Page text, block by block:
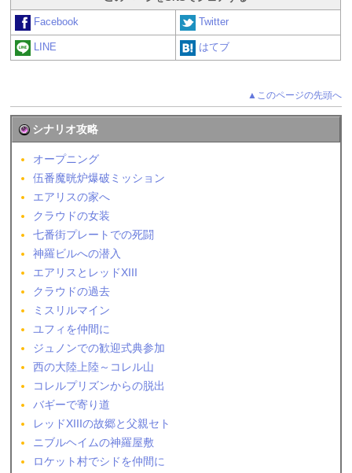
Facebook Twitter
LINE はてブ
▲このページの先頭へ
シナリオ攻略
オープニング
伍番魔晄炉爆破ミッション
エアリスの家へ
クラウドの女装
七番街プレートでの死闘
神羅ビルへの潜入
エアリスとレッドXIII
クラウドの過去
ミスリルマイン
ユフィを仲間に
ジュノンでの歓迎式典参加
西の大陸上陸～コレル山
コレルプリズンからの脱出
バギーで寄り道
レッドXIIIの故郷と父親セト
ニブルヘイムの神羅屋敷
ロケット村でシドを仲間に